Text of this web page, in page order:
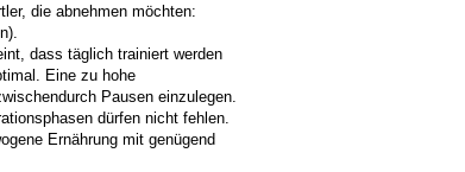
die abnehmen möchten:
dass täglich trainiert werden
Eine zu hohe
Pausen einzulegen.
dürfen nicht fehlen.
Ernährung mit genügend